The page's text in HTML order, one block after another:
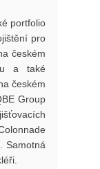
portfolio
pro
českém
a také
českém
Group
Samotná